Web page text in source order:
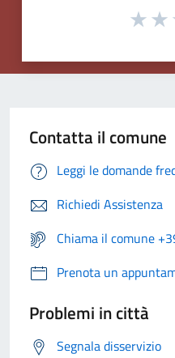
Contatta il comune
Leggi le domande
Richiedi Assistenza
Chiama il comune
Prenota un
Problemi in città
Segnala disservizio